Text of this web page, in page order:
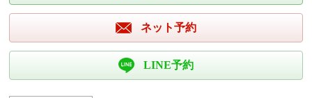
ネット予約
LINE予約